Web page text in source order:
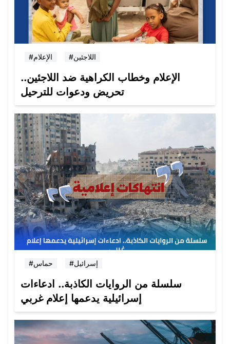
#الإعلام #اللاجئين
الإعلام وخطاب الكراهية ضد اللاجئين..
تحريض ودعوات للترحيل
#حماس #إسرائيل
سلسلة من الروايات الكاذبة.. ادعاءات
إسرائيلية يدعمها إعلام غربي